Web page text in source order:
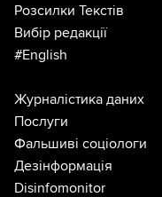
Розсилки Текстів
Вибір редакції
#English
Журналістика даних
Послуги
Фальшиві соціологи
Дезінформація
Disinfomonitor